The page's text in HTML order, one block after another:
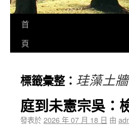
首
頁
標籤彙整： 珪藻土牆
庭到未憲宗吳
發表於2026 年 07 月 18 日 由